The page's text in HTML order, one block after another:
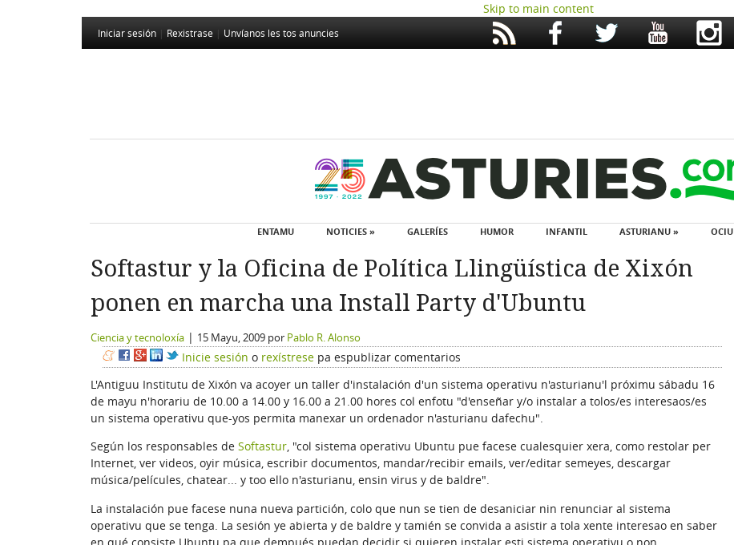
Skip to main content
Iniciar sesión Rexistrase Unvíanos les tos anuncies
ENTAMU NOTICIES » GALERÍES HUMOR INFANTIL ASTURIANU » OCIU
Softastur y la Oficina de Política Llingüística de Xixón
ponen en marcha una Install Party d'Ubuntu
Ciencia y tecnoloxía | 15 Mayu, 2009 por Pablo R. Alonso
Inicie sesión o rexístrese pa espublizar comentarios
L'Antiguu Institutu de Xixón va acoyer un taller d'instalación d'un sistema operativu n'asturianu'l próximu sábadu 16
de mayu n'horariu de 10.00 a 14.00 y 16.00 a 21.00 hores col enfotu "d'enseñar y/o instalar a tolos/es interesaos/es
un sistema operativu que-yos permita manexar un ordenador n'asturianu dafechu".
Según los responsables de Softastur, "col sistema operativu Ubuntu pue facese cualesquier xera, como restolar per
Internet, ver videos, oyir música, escribir documentos, mandar/recibir emails, ver/editar semeyes, descargar
música/películes, chatear... y too ello n'asturianu, ensin virus y de baldre".
La instalación pue facese nuna nueva partición, colo que nun se tien de desaniciar nin renunciar al sistema
operativu que se tenga. La sesión ye abierta y de baldre y tamién se convida a asistir a tola xente interesao en saber